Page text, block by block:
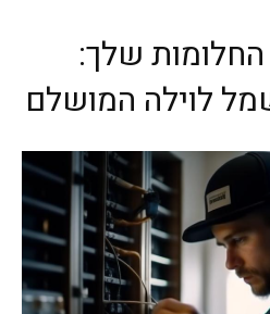
שלך:
לוילה המושלם